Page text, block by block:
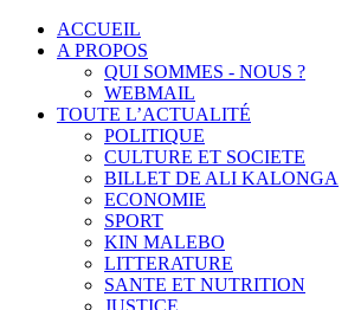
ACCUEIL
A PROPOS
QUI SOMMES - NOUS ?
WEBMAIL
TOUTE L’ACTUALITÉ
POLITIQUE
CULTURE ET SOCIETE
BILLET DE ALI KALONGA
ECONOMIE
SPORT
KIN MALEBO
LITTERATURE
SANTE ET NUTRITION
JUSTICE